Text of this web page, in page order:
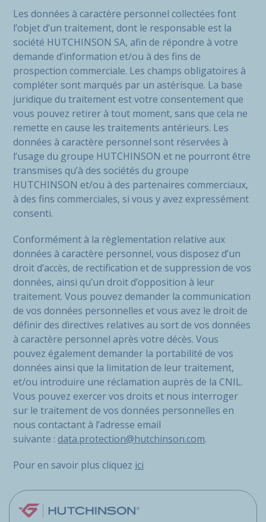
Les données à caractère personnel collectées font
l’objet d’un traitement, dont le responsable est la
société HUTCHINSON SA, afin de répondre à votre
demande d’information et/ou à des fins de
prospection commerciale. Les champs obligatoires à
compléter sont marqués par un astérisque. La base
juridique du traitement est votre consentement que
vous pouvez retirer à tout moment, sans que cela ne
remette en cause les traitements antérieurs. Les
données à caractère personnel sont réservées à
l’usage du groupe HUTCHINSON et ne pourront être
transmises qu’à des sociétés du groupe
HUTCHINSON et/ou à des partenaires commerciaux,
à des fins commerciales, si vous y avez expressément
consenti.
Conformément à la règlementation relative aux
données à caractère personnel, vous disposez d’un
droit d’accès, de rectification et de suppression de vos
données, ainsi qu’un droit d’opposition à leur
traitement. Vous pouvez demander la communication
de vos données personnelles et vous avez le droit de
définir des directives relatives au sort de vos données
à caractère personnel après votre décès. Vous
pouvez également demander la portabilité de vos
données ainsi que la limitation de leur traitement,
et/ou introduire une réclamation auprès de la CNIL.
Vous pouvez exercer vos droits et nous interroger
sur le traitement de vos données personnelles en
nous contactant à l’adresse email
suivante : data.protection@hutchinson.com.
Pour en savoir plus cliquez ici